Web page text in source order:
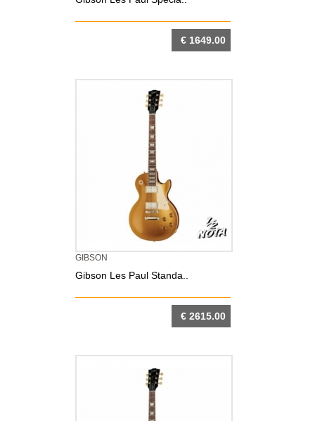
€ 1649.00
GIBSON
Gibson Les Paul Standa..
€ 2615.00